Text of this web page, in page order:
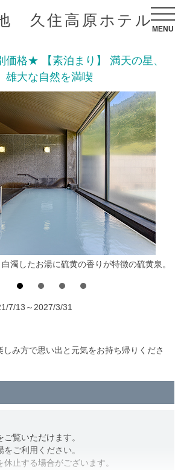
久住高原ホテル
MENU
格★ 【素泊まり】 満天の星、
雄大な自然を満喫
濁したお湯に硫黄の香りが特徴の硫黄泉。
7/13～2027/3/31
み方で思い出と元気をお持ち帰りくださ
覧いただけます。
ご利用ください。
止する場合がございます。